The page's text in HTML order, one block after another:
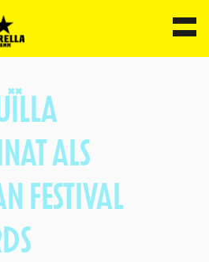
ALS
FESTIVAL